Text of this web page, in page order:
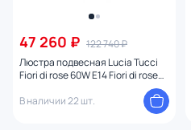
47 260 ₽ 122 740 ₽
Люстра подвесная Lucia Tucci
Fiori di rose 60W E14 Fiori di rose
В наличии 22 шт.